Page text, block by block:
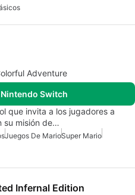
Adventure
Switch
que invita a los jugadores a
su misión de…
Juegos De MarioSuper Mario
Infernal Edition